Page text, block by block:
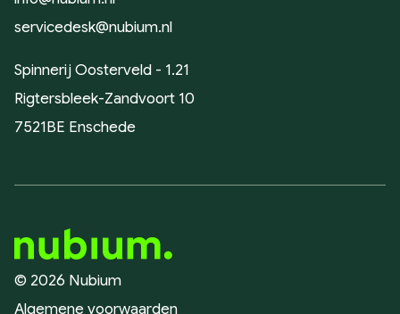
servicedesk@nubium.nl
Spinnerij Oosterveld - 1.21
Rigtersbleek-Zandvoort 10
7521BE Enschede
© 2026 Nubium
Algemene voorwaarden